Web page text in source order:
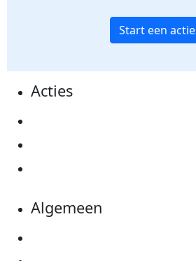
Start een actie
Acties
Algemeen